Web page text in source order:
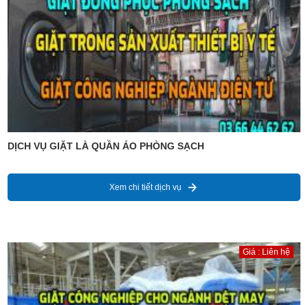
DỊCH VỤ GIẶT LÀ QUẦN ÁO PHÒNG SẠCH
Xem chi tiết dịch vụ
Giá : Liên hệ